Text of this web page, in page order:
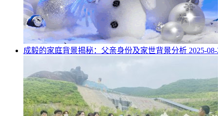
​成毅的家庭背景揭秘：父亲身份及家世背景分析 2025-